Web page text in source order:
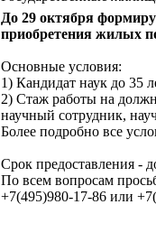
До 29 октября
приобретения жилых
Основные условия:
1) Кандидат наук до 35
2) Стаж работы на
научный сотрудник,
Более подробно все
Срок предоставления -
По всем вопросам
+7(495)980-17-86 или